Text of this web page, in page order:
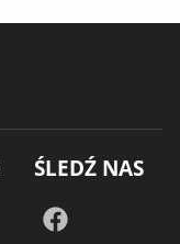
ŚLEDŹ NAS